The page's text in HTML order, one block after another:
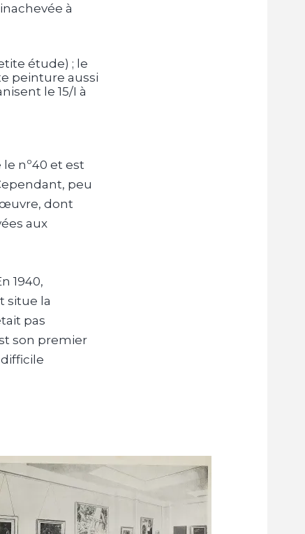
à
étude) ; le
peinture aussi
le 15/I à
le nº40 et est
peu
dont
aux
1940,
situe la
pas
son premier